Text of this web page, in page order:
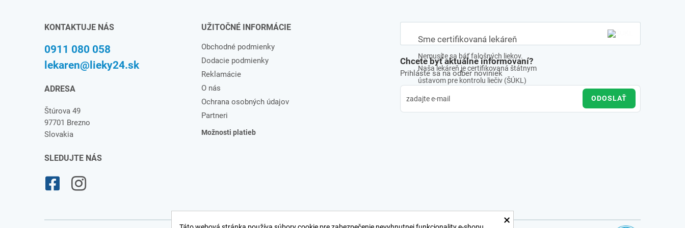
Sme certifikovaná lekáreň
Nemusíte sa báť falošných liekov.
Naša lekáreň je certifikovaná štátnym
ústavom pre kontrolu liečiv (ŠÚKL)
KONTAKTUJE NÁS
0911 080 058
lekaren@lieky24.sk
ADRESA
Štúrova 49
97701 Brezno
Slovakia
SLEDUJTE NÁS
UŽITOČNÉ INFORMÁCIE
Obchodné podmienky
Dodacie podmienky
Reklamácie
O nás
Ochrana osobných údajov
Partneri
Možnosti platieb
Chcete byť aktuálne informovaní?
Prihláste sa na odber noviniek
ODOSLAŤ
×